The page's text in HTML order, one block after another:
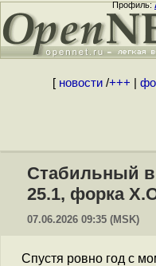
Профиль:
[ новости/+++
Стабильный
25.1, форка
07.06.2026 09:35 (MSK)
Спустя ровно год с